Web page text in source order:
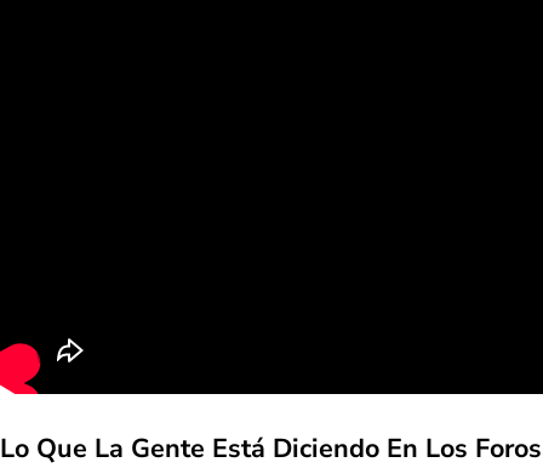
Lo Que La Gente Está Diciendo En Los Foros